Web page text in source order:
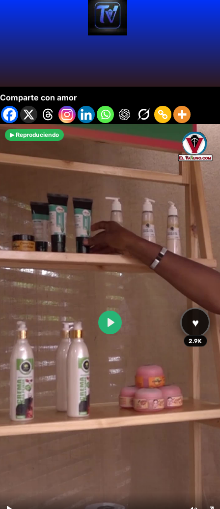
Comparte con amor